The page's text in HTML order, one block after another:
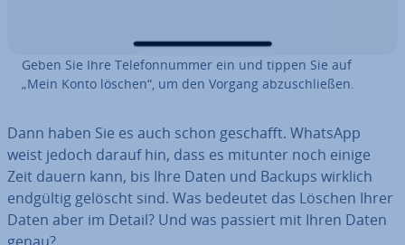
Geben Sie Ihre Te­le­fon­num­mer ein und tippen Sie auf
„Mein Konto löschen“, um den Vorgang ab­zu­schlie­ßen.
Dann haben Sie es auch schon geschafft. WhatsApp
weist jedoch darauf hin, dass es mitunter noch einige
Zeit dauern kann, bis Ihre Daten und Backups wirklich
endgültig gelöscht sind. Was bedeutet das Löschen Ihrer
Daten aber im Detail? Und was passiert mit Ihren Daten